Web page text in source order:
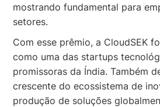
mostrando fundamental para
setores.
Com esse prêmio, a CloudSEK
como uma das startups
promissoras da Índia. Também
crescente do ecossistema de
produção de soluções